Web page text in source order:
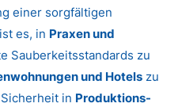
einer sorgfältigen
es, in Praxen und
Sauberkeitsstandards zu
und Hotels zu
in Produktions-